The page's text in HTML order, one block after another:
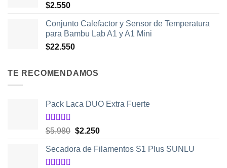
$2.550
Conjunto Calefactor y Sensor de Temperatura
para Bambu Lab A1 y A1 Mini
$22.550
TE RECOMENDAMOS
Pack Laca DUO Extra Fuerte
Valorado
de
5
$5.980 El
original
$2.250El
actual
Secadora de Filamentos S1 Plus SUNLU